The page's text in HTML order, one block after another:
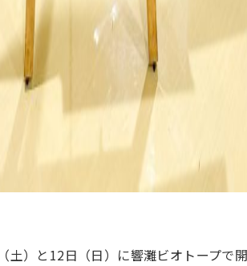
土）と12日（日）に響灘ビオトープで